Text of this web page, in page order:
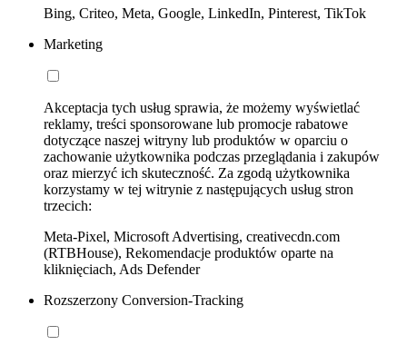
Bing, Criteo, Meta, Google, LinkedIn, Pinterest, TikTok
Marketing
Akceptacja tych usług sprawia, że możemy wyświetlać
reklamy, treści sponsorowane lub promocje rabatowe
dotyczące naszej witryny lub produktów w oparciu o
zachowanie użytkownika podczas przeglądania i zakupów
oraz mierzyć ich skuteczność. Za zgodą użytkownika
korzystamy w tej witrynie z następujących usług stron
trzecich:
Meta-Pixel, Microsoft Advertising, creativecdn.com
(RTBHouse), Rekomendacje produktów oparte na
kliknięciach, Ads Defender
Rozszerzony Conversion-Tracking